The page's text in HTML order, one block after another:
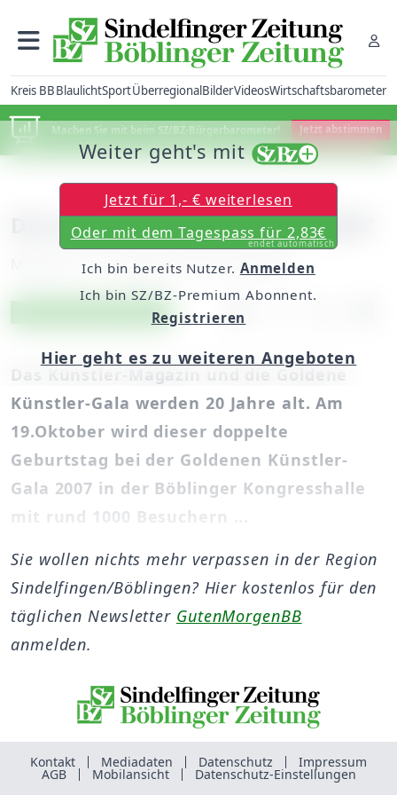
Kreis BBBlaulichtSportÜberregionalBilderVideosWirtschaftsbarometer
Machen Sie mit beim SZ/BZ-Bürgerbarometer! Jetzt abstimmen
Die Goldene Künstler-Gala 2007
Mittwoch, 17. Oktober 2007, 00:00 Uhr
Artikel vorlesen
Exklusiv für Abonnenten
Das Künstler-Magazin und die Goldene
Künstler-Gala werden 20 Jahre alt. Am
19.Oktober wird dieser doppelte
Geburtstag bei der Goldenen Künstler-
Gala 2007 in der Böblinger Kongresshalle
mit rund 1000 Besuchern ...
Weiter geht's mit
Jetzt für 1,- € weiterlesen
Oder mit dem Tagespass für 2,83€
endet automatisch
Ich bin bereits Nutzer. Anmelden
Ich bin SZ/BZ-Premium Abonnent.
Registrieren
Hier geht es zu weiteren Angeboten
Sie wollen nichts mehr verpassen in der Region
Sindelfingen/Böblingen? Hier kostenlos für den
täglichen Newsletter GutenMorgenBB
anmelden.
Kontakt Mediadaten Datenschutz Impressum
AGB Mobilansicht Datenschutz-Einstellungen